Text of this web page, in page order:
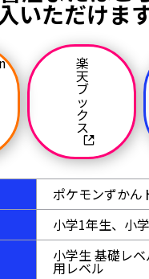
いただけま
楽
天
ブ
ッ
ク
ス
ポケモンずかん
小学1年生、小
小学生 基礎レ
用レベル